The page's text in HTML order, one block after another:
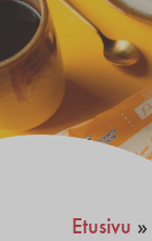
Etusivu »